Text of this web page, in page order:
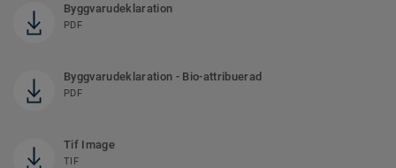
Byggvarudeklaration
PDF
Byggvarudeklaration - Bio-attribuerad
PDF
Tif Image
TIF